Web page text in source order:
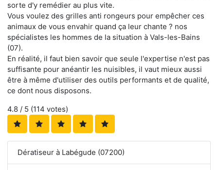
sorte d'y remédier au plus vite.
Vous voulez des grilles anti rongeurs pour empêcher ces
animaux de vous envahir quand ça leur chante ? nos
spécialistes les hommes de la situation à Vals-les-Bains
(07).
En réalité, il faut bien savoir que seule l'expertise n'est pas
suffisante pour anéantir les nuisibles, il vaut mieux aussi
être à même d'utiliser des outils performants et de qualité,
ce dont nous disposons.
4.8 / 5 (114 votes)
Dératiseur à Labégude (07200)